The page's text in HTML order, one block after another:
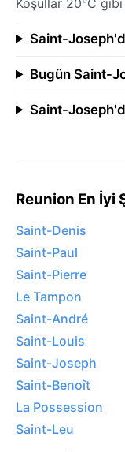
Saint-
Bugün Saint-
Saint-
Reunion En İyi
Saint-Denis
Saint-Paul
Saint-Pierre
Le Tampon
Saint-André
Saint-Louis
Saint-Joseph
Saint-Benoît
La Possession
Saint-Leu